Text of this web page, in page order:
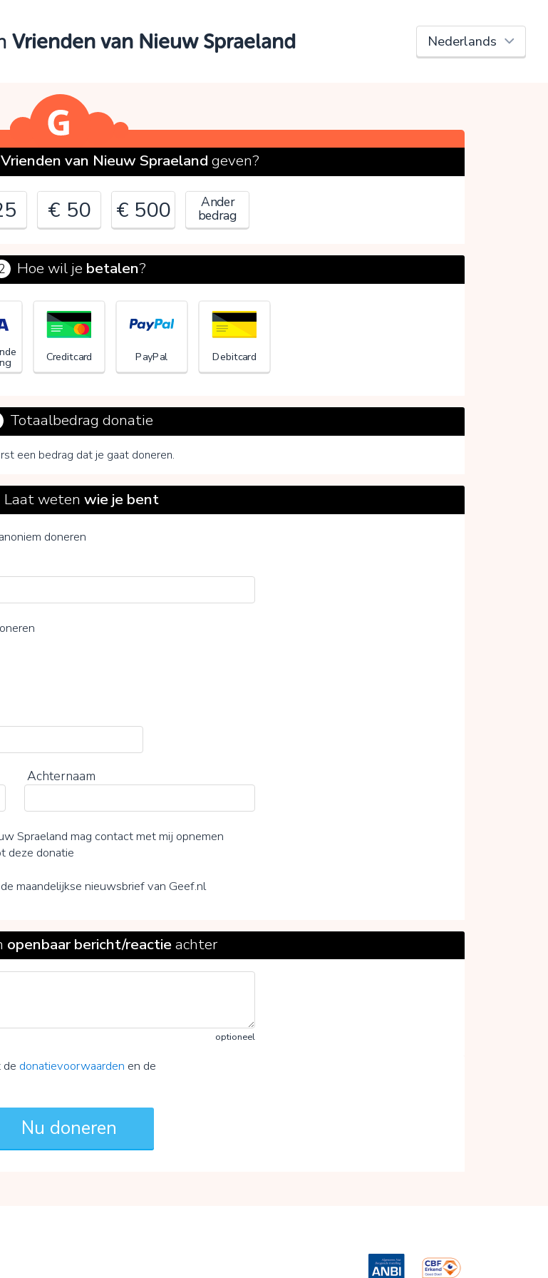
Vrienden van Nieuw Spraeland
Vrienden van Nieuw Spraeland geven?
€ 50 € 500 Ander
bedrag
€
Hoe wil je betalen?
Creditcard PayPal Debitcard
Totaalbedrag donatie
een bedrag dat je gaat doneren.
Nieuw Spraeland
20%
Laat weten wie je bent
doneren
Achternaam
Spraeland mag contact met mij opnemen
deze donatie
maandelijkse nieuwsbrief van Geef.nl
openbaar bericht/reactie achter
optioneel
de donatievoorwaarden en de
OK